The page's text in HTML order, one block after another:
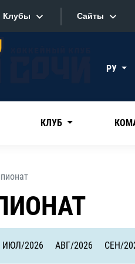
Клубы
ХК Сочи
Дивизион Тарасова
Динамо Мн
Динамо М
Сайты
Сайты
РУ
КЛУБ
ИЮЛ/2026 АВГ/2026 СЕН/